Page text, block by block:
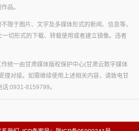
品。
限于图片、文字及多媒体形式的新闻、信息等，
切形式的下载、转载使用或者建立镜像。违者
统一由甘肃媒体版权保护中心(甘肃云数字媒体
理对接。如需继续使用上述相关内容，请致电甘
:0931-8159799。